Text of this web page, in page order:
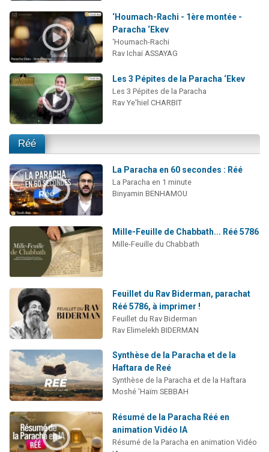
‘Houmach-Rachi - 1ère montée -
Paracha ‘Ekev
‘Houmach-Rachi
Rav Ichaï ASSAYAG
Les 3 Pépites de la Paracha ‘Ekev
Les 3 Pépites de la Paracha
Rav Ye'hiel CHARBIT
Réé
La Paracha en 60 secondes : Réé
La Paracha en 1 minute
Binyamin BENHAMOU
Mille-Feuille de Chabbath... Réé 5786
Mille-Feuille du Chabbath
Feuillet du Rav Biderman, parachat
Réé 5786, à imprimer !
Feuillet du Rav Biderman
Rav Elimelekh BIDERMAN
Synthèse de la Paracha et de la
Haftara de Reé
Synthèse de la Paracha et de la Haftara
Moshé 'Haïm SEBBAH
Résumé de la Paracha Réé en
animation Vidéo IA
Résumé de la Paracha en animation Vidéo